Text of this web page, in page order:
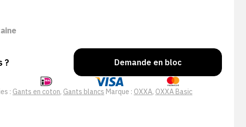
? Demande en bloc
: Gants en coton, Gants blancs Marque : OXXA, OXXA Basic